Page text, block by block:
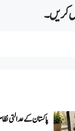
کریں۔
پاکستان کے عدالتی